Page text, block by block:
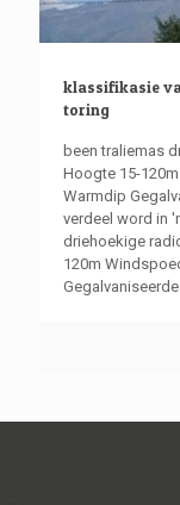
klassifikasie
toring
been traliemas
Hoogte 15-
Warmdip
verdeel word in
driehoekige
120m